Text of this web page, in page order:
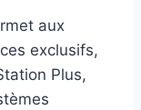
aux
exclusifs,
Plus,